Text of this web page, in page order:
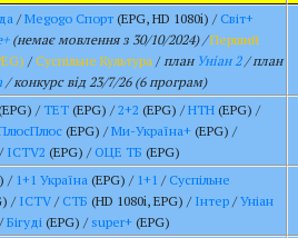
/Megogo Спорт (EPG, HD 1080i) / Світ+
(немає мовлення з 30/10/2024) /Перший
/Суспільне Культура /план Уніан 2/ план
/ конкурс від 23/7/26 (6 програм)
/ ТЕТ (EPG) /2+2 (EPG) /НТН (EPG) /
(EPG) /Ми-Україна+ (EPG) /
/ ICTV2 (EPG) / ОЦЕ ТБ (EPG)
/ 1+1 Україна (EPG) / 1+1 / Суспільне
/ ICTV / СТБ (HD 1080i, EPG) / Інтер /Уніан
Бігуді (EPG) / super+ (EPG)